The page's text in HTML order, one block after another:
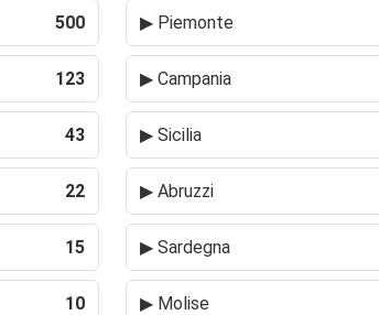
500 ▶ Piemonte
123 ▶ Campania
43 ▶ Sicilia
22 ▶ Abruzzi
15 ▶ Sardegna
10 ▶ Molise